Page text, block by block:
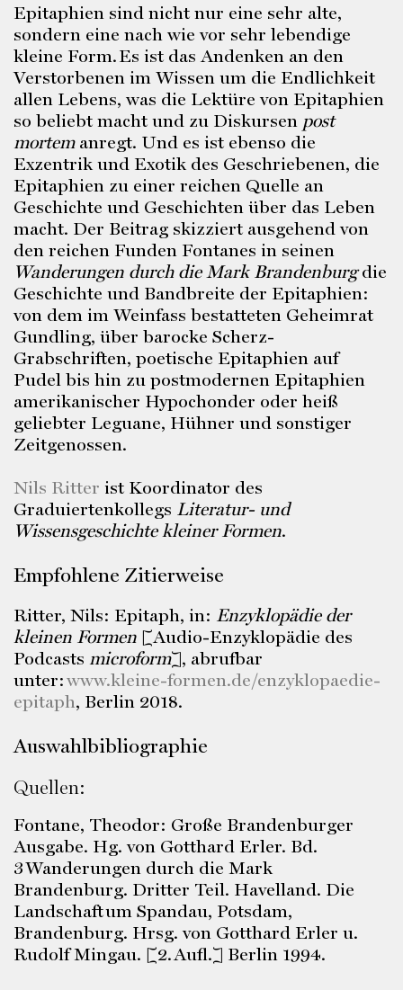
Epitaphien sind nicht nur eine sehr alte,
sondern eine nach wie vor sehr lebendige
kleine Form. Es ist das Andenken an den
Verstorbenen im Wissen um die Endlichkeit
allen Lebens, was die Lektüre von Epitaphien
so beliebt macht und zu Diskursen post
mortemanregt. Und es ist ebenso die
Exzentrik und Exotik des Geschriebenen, die
Epitaphien zu einer reichen Quelle an
Geschichte und Geschichten über das Leben
macht. Der Beitrag skizziert ausgehend von
den reichen Funden Fontanes in seinen
Wanderungen durch die Mark Brandenburgdie
Geschichte und Bandbreite der Epitaphien:
von dem im Weinfass bestatteten Geheimrat
Gundling, über barocke Scherz-
Grabschriften, poetische Epitaphien auf
Pudel bis hin zu postmodernen Epitaphien
amerikanischer Hypochonder oder heiß
geliebter Leguane, Hühner und sonstiger
Zeitgenossen.
Nils Ritter ist Koordinator des
Graduiertenkollegs Literatur- und
Wissensgeschichte kleiner Formen.
Empfohlene Zitierweise
Ritter, Nils: Epitaph, in: Enzyklopädie der
kleinen Formen [Audio-Enzyklopädie des
Podcasts microform], abrufbar
unter:www.kleine-formen.de/enzyklopaedie-
epitaph, Berlin 2018.
Auswahlbibliographie
Quellen:
Fontane, Theodor: Große Brandenburger
Ausgabe. Hg. von Gotthard Erler. Bd.
3 Wanderungen durch die Mark
Brandenburg. Dritter Teil. Havelland. Die
Landschaft um Spandau, Potsdam,
Brandenburg. Hrsg. von Gotthard Erler u.
Rudolf Mingau. [2. Aufl.] Berlin 1994.